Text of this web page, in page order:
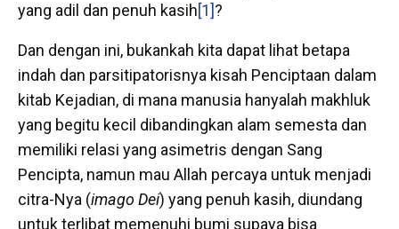
yang adil dan penuh kasih[1]?
Dan dengan ini, bukankah kita dapat lihat betapa
indah dan parsitipatorisnya kisah Penciptaan dalam
kitab Kejadian, di mana manusia hanyalah makhluk
yang begitu kecil dibandingkan alam semesta dan
memiliki relasi yang asimetris dengan Sang
Pencipta, namun mau Allah percaya untuk menjadi
citra-Nya (imago Dei) yang penuh kasih, diundang
untuk terlibat memenuhi bumi supaya bisa